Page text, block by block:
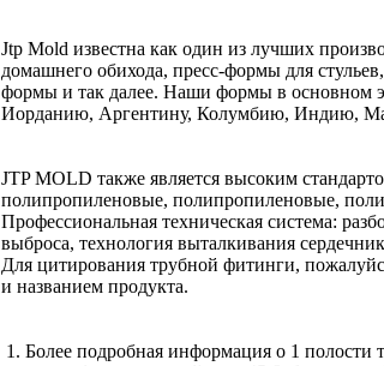
Jtp Mold известна как один из лучших
домашнего обихода, пресс-формы для
формы и так далее. Наши формы в
Иорданию, Аргентину, Колумбию, Индию,
JTP MOLD также является высоким
полипропиленовые, полипропиленовые,
Профессиональная техническая система:
выброса, технология выталкивания
Для цитирования трубной фитинги,
и названием продукта.
1. Более подробная информация о 1 полости